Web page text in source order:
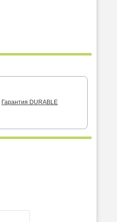
Гарантия DURABLE